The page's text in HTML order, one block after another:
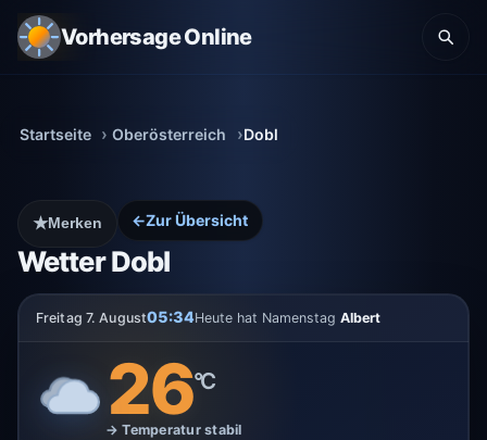
Vorhersage Online
Startseite Oberösterreich Dobl
←Zur Übersicht
Wetter Dobl
★Merken
Freitag 7. August05:34Heute hat NamenstagAlbert
26°C
→ Temperatur stabil